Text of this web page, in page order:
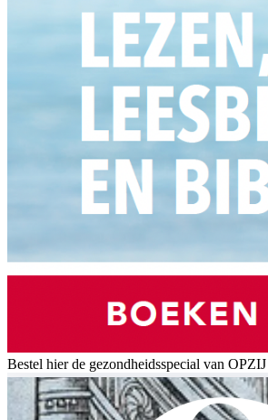
Bestel hier de gezondheidsspecial van OPZIJ